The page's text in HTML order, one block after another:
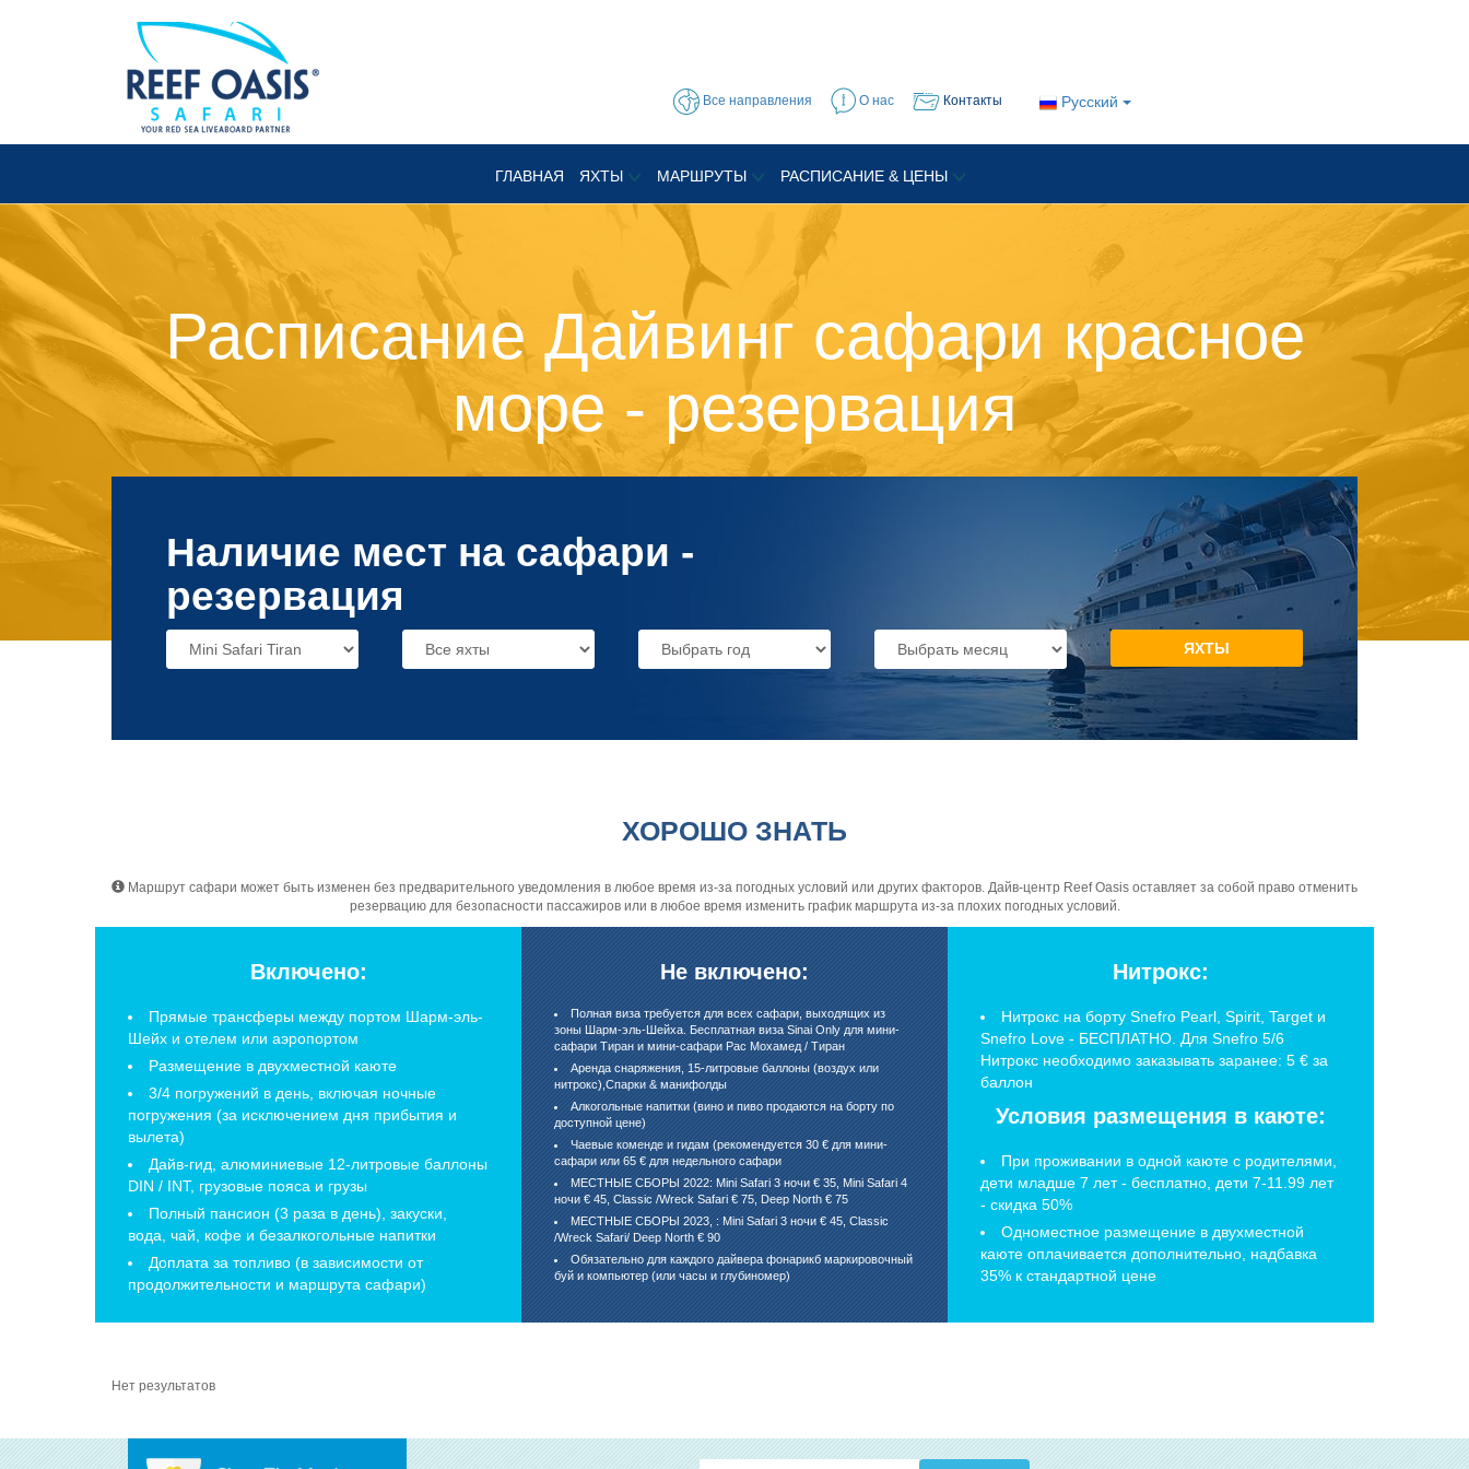
Русский
Все направления О нас Контакты
ГЛАВНАЯ ЯХТЫ МАРШРУТЫ РАСПИСАНИЕ & ЦЕНЫ
Расписание Дайвинг сафари красное
море - резервация
Наличие мест на сафари -
резервация
ХОРОШО ЗНАТЬ
Маршрут сафари может быть изменен без предварительного уведомления в любое время из-за погодных условий или других факторов. Дайв-центр Reef Oasis оставляет за собой право отменить
резервацию для безопасности пассажиров или в любое время изменить график маршрута из-за плохих погодных условий.
Включено:
Прямые трансферы между портом Шарм-эль-
Шейх и отелем или аэропортом
Размещение в двухместной каюте
3/4 погружений в день, включая ночные
погружения (за исключением дня прибытия и
вылета)
Дайв-гид, алюминиевые 12-литровые баллоны
DIN / INT, грузовые пояса и грузы
Полный пансион (3 раза в день), закуски,
вода, чай, кофе и безалкогольные напитки
Доплата за топливо (в зависимости от
продолжительности и маршрута сафари)
Не включено:
Полная виза требуется для всех сафари, выходящих из
зоны Шарм-эль-Шейха. Бесплатная виза Sinai Only для мини-
сафари Тиран и мини-сафари Рас Мохамед / Тиран
Аренда снаряжения, 15-литровые баллоны (воздух или
нитрокс),Спарки & манифолды
Алкогольные напитки (вино и пиво продаются на борту по
доступной цене)
Чаевые коменде и гидам (рекомендуется 30 € для мини-
сафари или 65 € для недельного сафари
МЕСТНЫЕ СБОРЫ 2022: Mini Safari 3 ночи € 35, Mini Safari 4
ночи € 45, Classic /Wreck Safari € 75, Deep North € 75
МЕСТНЫЕ СБОРЫ 2023, : Mini Safari 3 ночи € 45, Classic
/Wreck Safari/ Deep North € 90
Обязательно для каждого дайвера фонарикб маркировочный
буй и компьютер (или часы и глубиномер)
Нитрокс:
Нитрокс на борту Snefro Pearl, Spirit, Target и
Snefro Love - БЕСПЛАТНО. Для Snefro 5/6
Нитрокс необходимо заказывать заранее: 5 € за
баллон
Условия размещения в каюте:
При проживании в одной каюте с родителями,
дети младше 7 лет - бесплатно, дети 7-11.99 лет
- скидка 50%
Одноместное размещение в двухместной
каюте оплачивается дополнительно, надбавка
35% к стандартной цене
Нет результатов